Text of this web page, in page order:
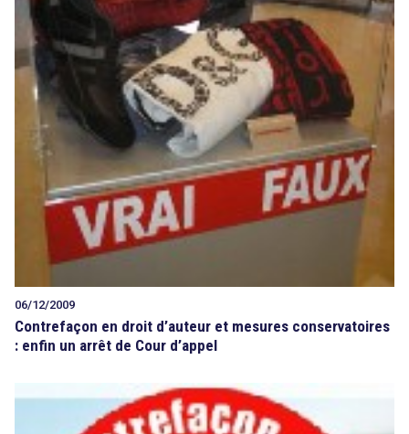
06/12/2009
Contrefaçon en droit d’auteur et mesures conservatoires
: enfin un arrêt de Cour d’appel